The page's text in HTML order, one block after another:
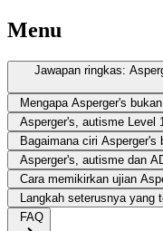
Menu
Jawapan ringkas:
Mengapa Asperger's
Asperger's, autisme Level
Bagaimana ciri Asperger's
Asperger's, autisme dan
Cara memikirkan ujian
Langkah seterusnya yang
FAQ